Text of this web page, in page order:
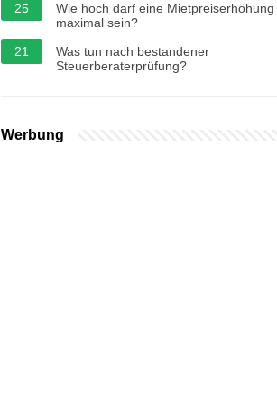
25
Wie hoch darf eine Mietpreiserhöhung
maximal sein?
21
Was tun nach bestandener
Steuerberaterprüfung?
Werbung